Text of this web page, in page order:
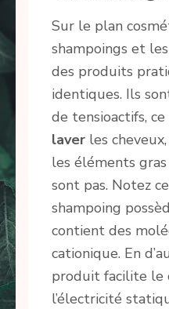
Sur le plan
shampoings et les
des produits
identiques. Ils
de tensioactifs,
laver les
les éléments
sont pas. Notez
shampoing
contient des
cationique. En
produit facilite le
l’électricité